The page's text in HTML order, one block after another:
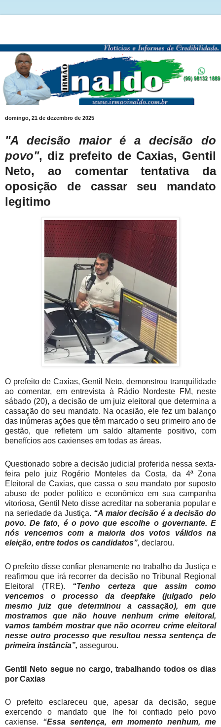
domingo, 21 de dezembro de 2025
"A decisão maior é a decisão do
povo", diz prefeito de Caxias, Gentil
Neto, ao comentar tentativa da
oposição de cassar seu mandato
legitimo
O prefeito de Caxias, Gentil Neto, demonstrou tranquilidade
ao comentar, em entrevista à Rádio Nordeste FM, neste
sábado (20), a decisão de um juiz eleitoral que determina a
cassação do seu mandato. Na ocasião, ele fez um balanço
das inúmeras ações que têm marcado o seu primeiro ano de
gestão, que refletem um saldo altamente positivo, com
benefícios aos caxienses em todas as áreas.
Questionado sobre a decisão judicial proferida nessa sexta-
feira pelo juiz Rogério Monteles da Costa, da 4ª Zona
Eleitoral de Caxias, que cassa o seu mandato por suposto
abuso de poder político e econômico em sua campanha
vitoriosa, Gentil Neto disse acreditar na soberania popular e
na seriedade da Justiça. “A maior decisão é a decisão do
povo. De fato, é o povo que escolhe o governante. E
nós vencemos com a maioria dos votos válidos na
eleição, entre todos os candidatos”, declarou.
O prefeito disse confiar plenamente no trabalho da Justiça e
reafirmou que irá recorrer da decisão no Tribunal Regional
Eleitoral (TRE). “Tenho certeza que assim como
vencemos o processo da deepfake (julgado pelo
mesmo juiz que determinou a cassação), em que
mostramos que não houve nenhum crime eleitoral,
vamos também mostrar que não ocorreu crime eleitoral
nesse outro processo que resultou nessa sentença de
primeira instância”, assegurou.
Gentil Neto segue no cargo, trabalhando todos os dias
por Caxias
O prefeito esclareceu que, apesar da decisão, segue
exercendo o mandato que lhe foi confiado pelo povo
caxiense. “Essa sentença, em momento nenhum, me